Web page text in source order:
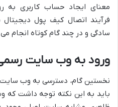
معنای ایجاد حساب کاربری
فرآیند اتصال کیف پول
سادگی و در چند گام کوتاه انجام
ورود به وب سایت
نخستین گام، دسترسی به وب
باید به این نکته توجه داشت